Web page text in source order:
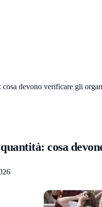
devono verificare gli
cosa